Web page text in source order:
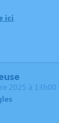
ici.
2025 à 13h00